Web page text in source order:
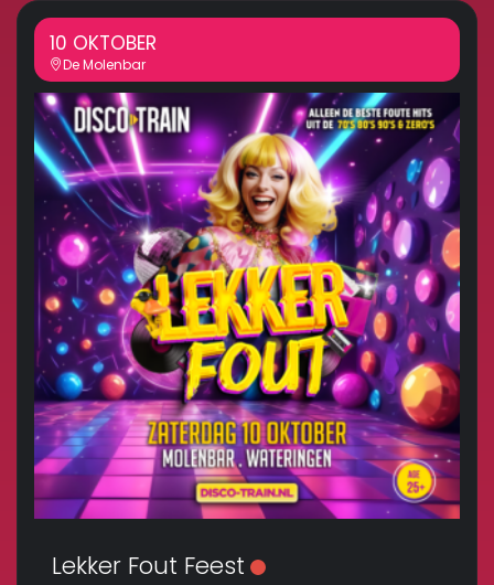
10 OKTOBER
De Molenbar
Lekker Fout Feest